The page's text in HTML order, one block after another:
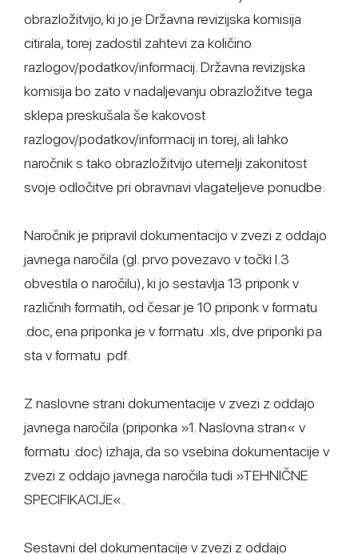
obrazložitvijo, ki jo je Državna revizijska komisija
citirala, torej zadostil zahtevi za količino
razlogov/podatkov/informacij. Državna revizijska
komisija bo zato v nadaljevanju obrazložitve tega
sklepa preskušala še kakovost
razlogov/podatkov/informacij in torej, ali lahko
naročnik s tako obrazložitvijo utemelji zakonitost
svoje odločitve pri obravnavi vlagateljeve ponudbe.
Naročnik je pripravil dokumentacijo v zvezi z oddajo
javnega naročila (gl. prvo povezavo v točki I.3
obvestila o naročilu), ki jo sestavlja 13 priponk v
različnih formatih, od česar je 10 priponk v formatu
.doc, ena priponka je v formatu .xls, dve priponki pa
sta v formatu .pdf.
Z naslovne strani dokumentacije v zvezi z oddajo
javnega naročila (priponka »1. Naslovna stran« v
formatu .doc) izhaja, da so vsebina dokumentacije v
zvezi z oddajo javnega naročila tudi »TEHNIČNE
SPECIFIKACIJE«.
Sestavni del dokumentacije v zvezi z oddajo